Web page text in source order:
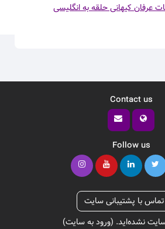
عرفان کیهانی حلقه به انگلیسی
Contact us
Follow us
تماس با پشتیبانی سایت
نشده‌اید. (ورود به سایت)